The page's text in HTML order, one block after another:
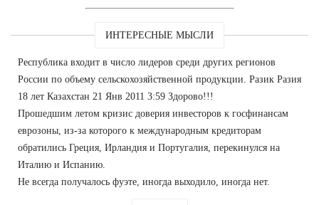
ИНТЕРЕСНЫЕ МЫСЛИ
Республика входит в число лидеров среди других регионов
России по объему сельскохозяйственной продукции. Разик Разия
18 лет Казахстан 21 Янв 2011 3:59 Здорово!!!
Прошедшим летом кризис доверия инвесторов к госфинансам
еврозоны, из-за которого к международным кредиторам
обратились Греция, Ирландия и Португалия, перекинулся на
Италию и Испанию.
Не всегда получалось фуэте, иногда выходило, иногда нет.